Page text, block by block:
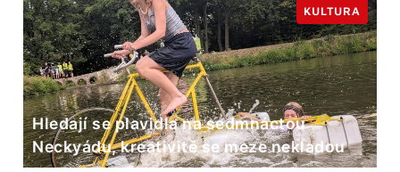
Hledají se plavidla na sedmnáctou
Neckyádu, kreativitě se meze nekladou
KULTURA